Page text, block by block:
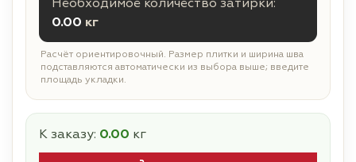
Необходимое количество затирки:
0.00 кг
Расчёт ориентировочный. Размер плитки и ширина шва
подставляются автоматически из выбора выше; введите
площадь укладки.
К заказу: 0.00 кг